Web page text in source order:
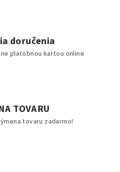
doručenia
platobnou kartou online
TOVARU
tovaru zadarmo!